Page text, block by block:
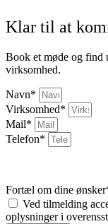
Klar til at
Book et møde og find
virksomhed.
Navn*
Virksomhed*
Mail*
Telefon*
Fortæl om dine
Ved tilmelding
oplysninger i